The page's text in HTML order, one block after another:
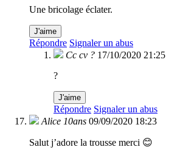
Une bricolage éclater.
J'aime
Répondre Signaler un abus
Cc cv ? 17/10/2020 21:25
?
J'aime
Répondre Signaler un abus
Alice 10ans 09/09/2020 18:23
Salut j’adore la trousse merci 😊